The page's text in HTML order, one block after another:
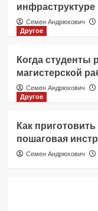
инфраструктуре
Семен Андрюхович
Другое
Когда студенты
магистерской
Семен Андрюхович
Другое
Как
пошаговая
Семен Андрюхович